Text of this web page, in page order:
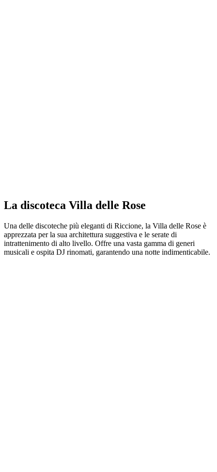
La discoteca Villa delle Rose
Una delle discoteche più eleganti di Riccione, la Villa delle Rose è
apprezzata per la sua architettura suggestiva e le serate di
intrattenimento di alto livello. Offre una vasta gamma di generi
musicali e ospita DJ rinomati, garantendo una notte indimenticabile.